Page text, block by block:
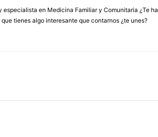
en Medicina Familiar y Comunitaria ¿Te ha
tienes algo interesante que contarnos ¿te unes?